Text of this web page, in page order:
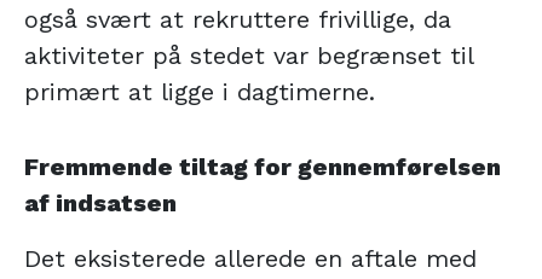
også svært at rekruttere frivillige, da
aktiviteter på stedet var begrænset til
primært at ligge i dagtimerne.
Fremmende tiltag for gennemførelsen
af indsatsen
Det eksisterede allerede en aftale med